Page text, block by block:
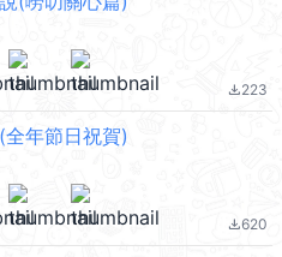
file_download223
年節日祝賀)
file_download620